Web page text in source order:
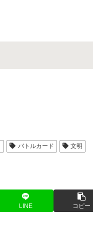
バトルカード
文明
LINE コピー